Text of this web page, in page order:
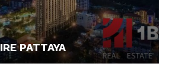
PATTAYA